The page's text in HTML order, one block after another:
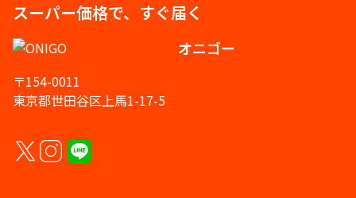
スーパー価格で、すぐ届く
オニゴー
〒154-0011
東京都世田谷区上馬1-17-5